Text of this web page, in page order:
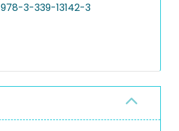
978-3-339-13142-3